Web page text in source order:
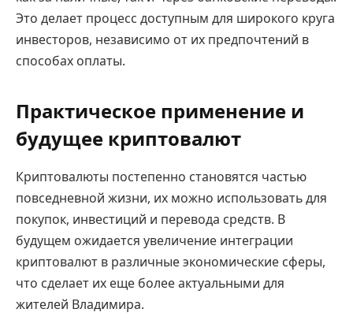
Это делает процесс доступным для широкого круга
инвесторов, независимо от их предпочтений в
способах оплаты.
Практическое применение и
будущее криптовалют
Криптовалюты постепенно становятся частью
повседневной жизни, их можно использовать для
покупок, инвестиций и перевода средств. В
будущем ожидается увеличение интеграции
криптовалют в различные экономические сферы,
что сделает их еще более актуальными для
жителей Владимира.